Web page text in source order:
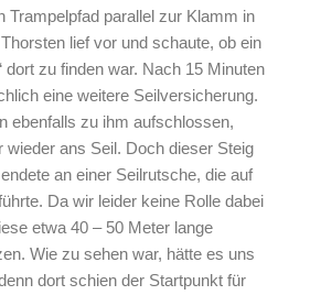
Trampelpfad parallel zur Klamm in
lief vor und schaute, ob ein
dort zu finden war. Nach 15 Minuten
eine weitere Seilversicherung.
ebenfalls zu ihm aufschlossen,
wieder ans Seil. Doch dieser Steig
an einer Seilrutsche, die auf
Da wir leider keine Rolle dabei
etwa 40 – 50 Meter lange
Wie zu sehen war, hätte es uns
dort schien der Startpunkt für